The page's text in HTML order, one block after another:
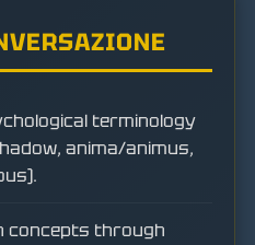
terminology
anima/animus,
concepts through